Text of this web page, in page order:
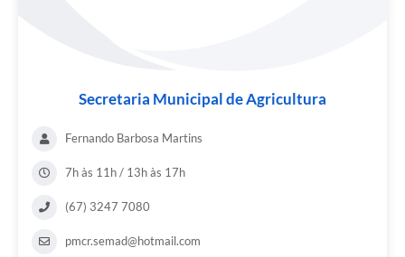
Secretaria Municipal de Agricultura
Fernando Barbosa Martins
7h às 11h / 13h às 17h
(67) 3247 7080
pmcr.semad@hotmail.com